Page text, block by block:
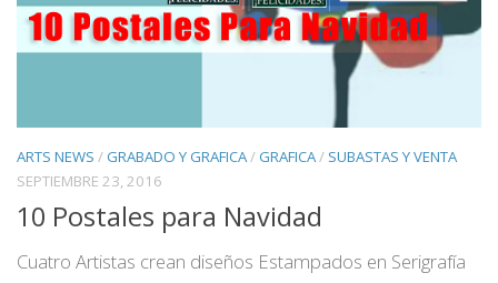
ARTS NEWS / GRABADO Y GRAFICA/ GRAFICA/ SUBASTAS Y VENTA
SEPTIEMBRE 23, 2016
10 Postales para Navidad
Cuatro Artistas crean diseños Estampados en Serigrafía